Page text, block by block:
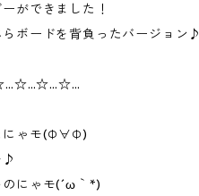
ができました！
ボードを背負ったバージョン♪
にゃモ(Ф∀Ф)
♪
にゃモ(´ω｀*)